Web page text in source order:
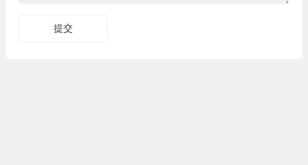
提交